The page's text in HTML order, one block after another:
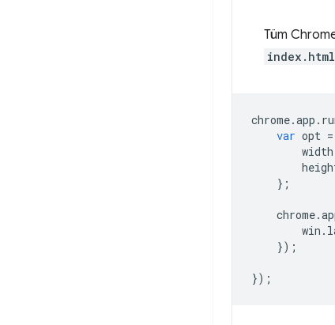
Tüm
index.html
chrome.app .
var opt =
width
};
chrome.
win .
});
});